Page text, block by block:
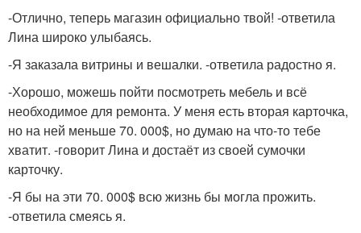
-Отлично, теперь магазин официально твой! -ответила
Лина широко улыбаясь.
-Я заказала витрины и вешалки. -ответила радостно я.
-Хорошо, можешь пойти посмотреть мебель и всё
необходимое для ремонта. У меня есть вторая карточка,
но на ней меньше 70. 000$, но думаю на что-то тебе
хватит. -говорит Лина и достаёт из своей сумочки
карточку.
-Я бы на эти 70. 000$ всю жизнь бы могла прожить.
-ответила смеясь я.